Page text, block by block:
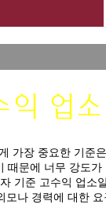
익 업
가장 중요한 기준
문에 너무 강도
기준 고수익 업소
나 경력에 대한